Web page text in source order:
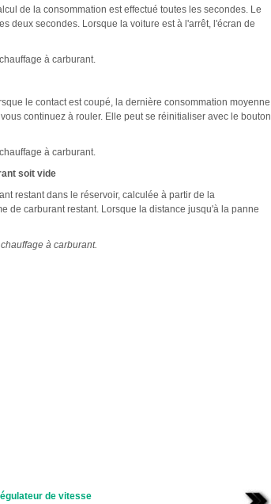
de la consommation est effectué toutes les secondes. Le
deux secondes. Lorsque la voiture est à l'arrêt, l'écran de
à carburant.
le contact est coupé, la dernière consommation moyenne
continuez à rouler. Elle peut se réinitialiser avec le bouton
à carburant.
soit vide
restant dans le réservoir, calculée à partir de la
de carburant restant. Lorsque la distance jusqu'à la panne
à carburant.
de vitesse